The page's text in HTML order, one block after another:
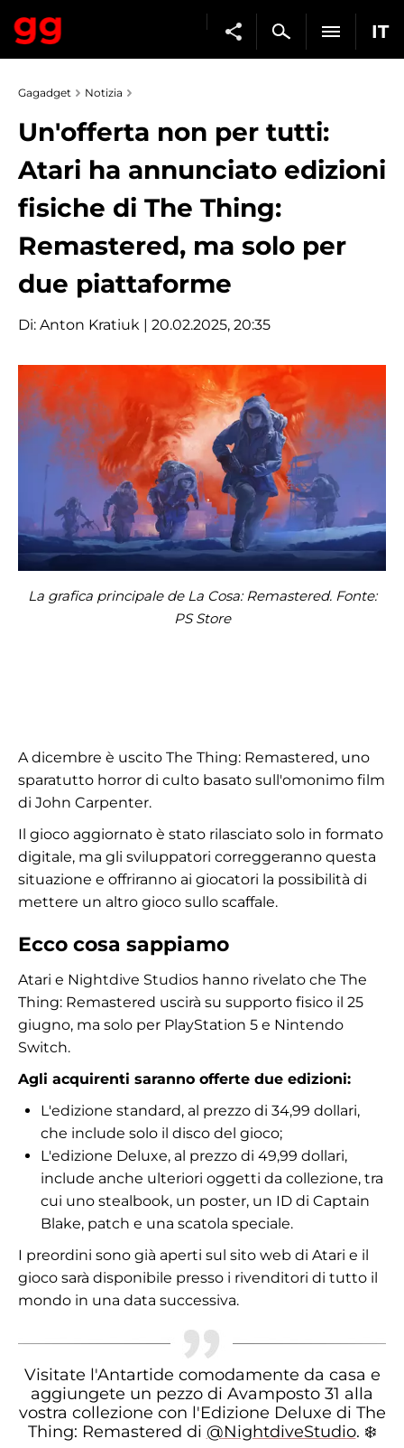
IT
Gagadget Notizia
Un'offerta non per tutti:
Atari ha annunciato edizioni
fisiche di The Thing:
Remastered, ma solo per
due piattaforme
Di: Anton Kratiuk | 20.02.2025, 20:35
La grafica principale de La Cosa: Remastered. Fonte:
PS Store
A dicembre è uscito The Thing: Remastered, uno
sparatutto horror di culto basato sull'omonimo film
di John Carpenter.
Il gioco aggiornato è stato rilasciato solo in formato
digitale, ma gli sviluppatori correggeranno questa
situazione e offriranno ai giocatori la possibilità di
mettere un altro gioco sullo scaffale.
Ecco cosa sappiamo
Atari e Nightdive Studios hanno rivelato che The
Thing: Remastered uscirà su supporto fisico il 25
giugno, ma solo per PlayStation 5 e Nintendo
Switch.
Agli acquirenti saranno offerte due edizioni:
L'edizione standard, al prezzo di 34,99 dollari,
che include solo il disco del gioco;
L'edizione Deluxe, al prezzo di 49,99 dollari,
include anche ulteriori oggetti da collezione, tra
cui uno stealbook, un poster, un ID di Captain
Blake, patch e una scatola speciale.
I preordini sono già aperti sul sito web di Atari e il
gioco sarà disponibile presso i rivenditori di tutto il
mondo in una data successiva.
Visitate l'Antartide comodamente da casa e
aggiungete un pezzo di Avamposto 31 alla
vostra collezione con l'Edizione Deluxe di The
Thing: Remastered di @NightdiveStudio. ❄️